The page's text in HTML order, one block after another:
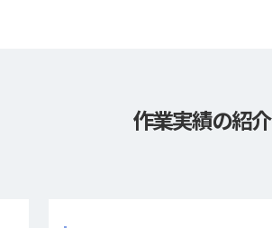
作業実績の紹介